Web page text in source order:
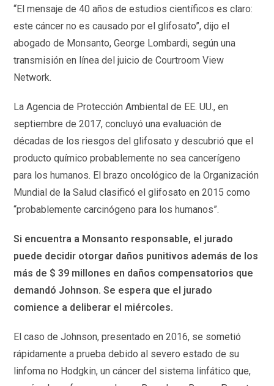
“El mensaje de 40 años de estudios científicos es claro:
este cáncer no es causado por el glifosato”, dijo el
abogado de Monsanto, George Lombardi, según una
transmisión en línea del juicio de Courtroom View
Network.
La Agencia de Protección Ambiental de EE. UU., en
septiembre de 2017, concluyó una evaluación de
décadas de los riesgos del glifosato y descubrió que el
producto químico probablemente no sea cancerígeno
para los humanos. El brazo oncológico de la Organización
Mundial de la Salud clasificó el glifosato en 2015 como
“probablemente carcinógeno para los humanos”.
Si encuentra a Monsanto responsable, el jurado
puede decidir otorgar daños punitivos además de los
más de $ 39 millones en daños compensatorios que
demandó Johnson. Se espera que el jurado
comience a deliberar el miércoles.
El caso de Johnson, presentado en 2016, se sometió
rápidamente a prueba debido al severo estado de su
linfoma no Hodgkin, un cáncer del sistema linfático que,